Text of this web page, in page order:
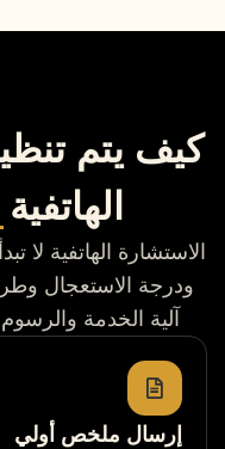
كيف يتم
الاستشارة الهاتفية لا
ودرجة الاستعجال
آلية الخدمة
إرسال ملخص أولي